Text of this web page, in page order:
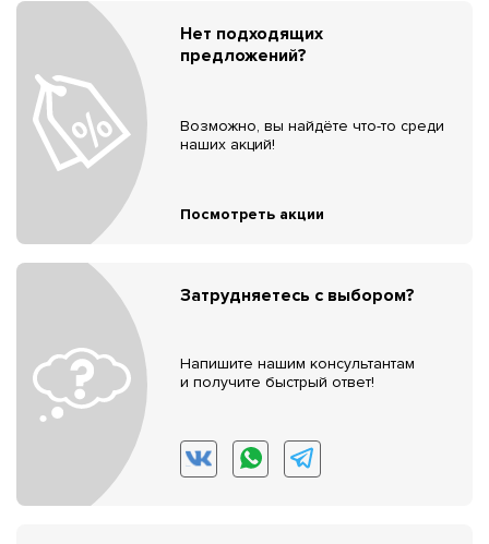
Нет подходящих
предложений?
Возможно, вы найдёте что-то среди
наших акций!
Посмотреть акции
Затрудняетесь с выбором?
Напишите нашим консультантам
и получите быстрый ответ!